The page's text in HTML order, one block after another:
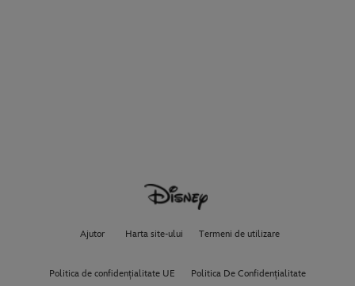
Ajutor Harta site-ului Termeni de utilizare
Politica de confidențialitate UE Politica De Confidențialitate